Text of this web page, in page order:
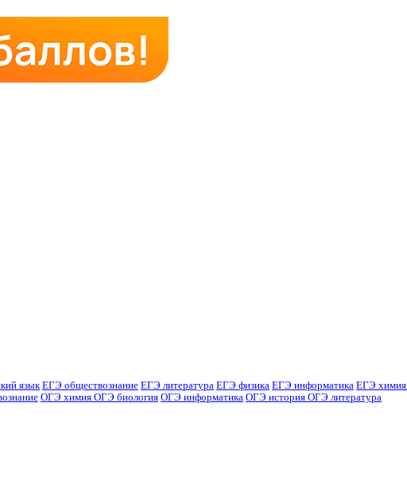
язык ЕГЭ обществознание ЕГЭ литература ЕГЭ физика ЕГЭ информатика ЕГЭ химия
ОГЭ химия ОГЭ биология ОГЭ информатика ОГЭ история ОГЭ литература